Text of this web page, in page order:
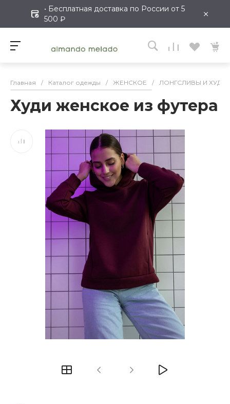
• Бесплатная доставка по России от 5
500 ₽
×
Главная / Каталог одежды / ЖЕНСКОЕ / ЛОНГСЛИВЫ И ХУДИ
Худи женское из футера